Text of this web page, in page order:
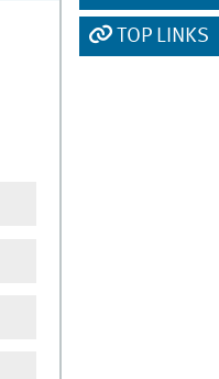
TOP LINKS